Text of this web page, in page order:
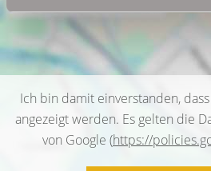
Ich bin damit einverstanden,
angezeigt werden. Es gelten die
von Google (https://